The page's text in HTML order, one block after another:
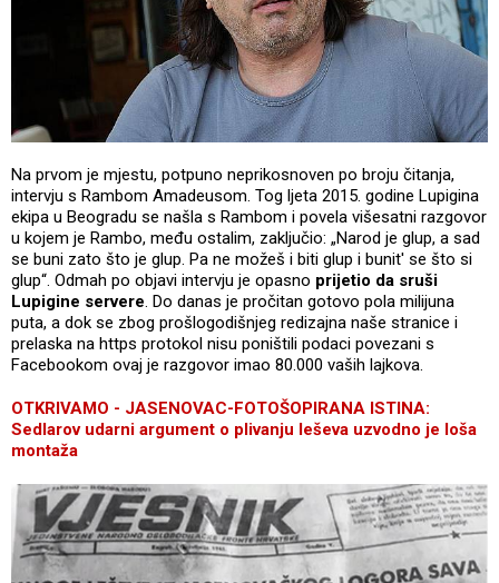
Na prvom je mjestu, potpuno neprikosnoven po broju čitanja,
intervju s Rambom Amadeusom. Tog ljeta 2015. godine Lupigina
ekipa u Beogradu se našla s Rambom i povela višesatni razgovor
u kojem je Rambo, među ostalim, zaključio: „Narod je glup, a sad
se buni zato što je glup. Pa ne možeš i biti glup i bunit' se što si
glup“. Odmah po objavi intervju je opasno prijetio da sruši
Lupigine servere. Do danas je pročitan gotovo pola milijuna
puta, a dok se zbog prošlogodišnjeg redizajna naše stranice i
prelaska na https protokol nisu poništili podaci povezani s
Facebookom ovaj je razgovor imao 80.000 vaših lajkova.
OTKRIVAMO - JASENOVAC-FOTOŠOPIRANA ISTINA:
Sedlarov udarni argument o plivanju leševa uzvodno je loša
montaža